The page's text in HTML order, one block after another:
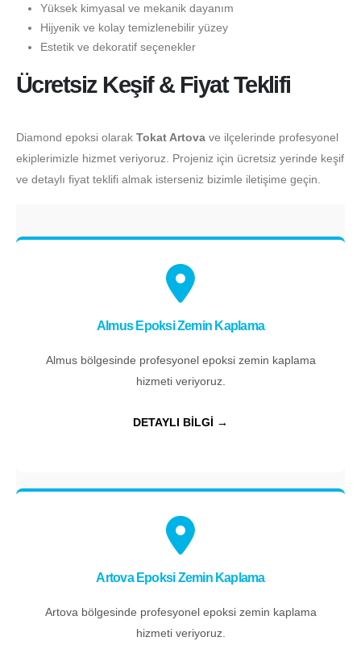
Yüksek kimyasal ve mekanik dayanım
Hijyenik ve kolay temizlenebilir yüzey
Estetik ve dekoratif seçenekler
Ücretsiz Keşif & Fiyat Teklifi
Diamond epoksi olarak Tokat Artova ve ilçelerinde profesyonel
ekiplerimizle hizmet veriyoruz. Projeniz için ücretsiz yerinde keşif
ve detaylı fiyat teklifi almak isterseniz bizimle iletişime geçin.
Almus Epoksi Zemin Kaplama
Almus bölgesinde profesyonel epoksi zemin kaplama
hizmeti veriyoruz.
DETAYLI BİLGİ →
Artova Epoksi Zemin Kaplama
Artova bölgesinde profesyonel epoksi zemin kaplama
hizmeti veriyoruz.